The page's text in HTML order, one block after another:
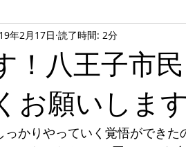
美脚専門サロン salon de consolare サロン
ダル・ミュール 美脚になる スト
！八王子市
お願いします
年2月17日 読了時間: 2分
っかりやっていく覚悟ができ